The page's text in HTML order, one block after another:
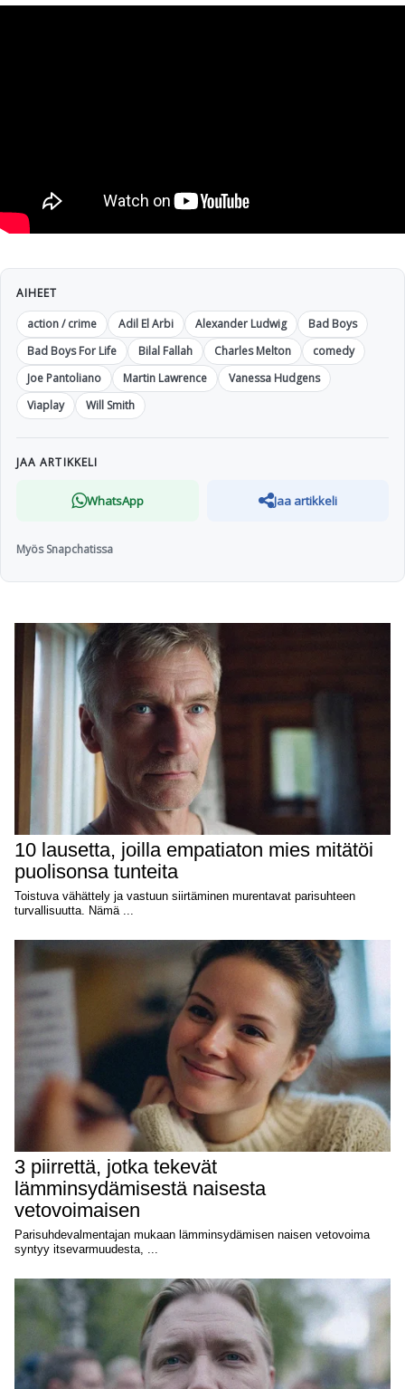
AIHEET
action / crime
Adil El Arbi Alexander Ludwig
Bad Boys
Bad Boys For Life
Bilal Fallah Charles Melton
comedy
Joe Pantoliano
Martin Lawrence
Vanessa Hudgens
Viaplay
Will Smith
JAA ARTIKKELI
WhatsApp Jaa artikkeli
Myös Snapchatissa